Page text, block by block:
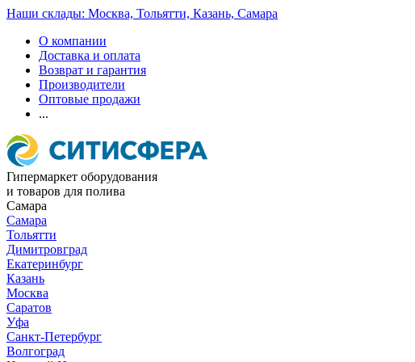
Наши склады: Москва, Тольятти, Казань, Самара
О компании
Доставка и оплата
Возврат и гарантия
Производители
Оптовые продажи
...
Гипермаркет оборудования
и товаров для полива
Самара
Самара
Тольятти
Димитровград
Екатеринбург
Казань
Москва
Саратов
Уфа
Санкт-Петербург
Волгоград